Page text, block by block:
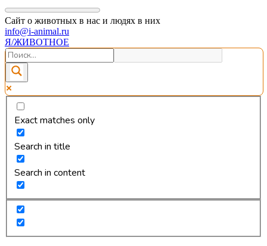
Сайт о животных в нас и людях в них
info@i-animal.ru
Я/ЖИВОТНОЕ
Exact matches only
Search in title
Search in content